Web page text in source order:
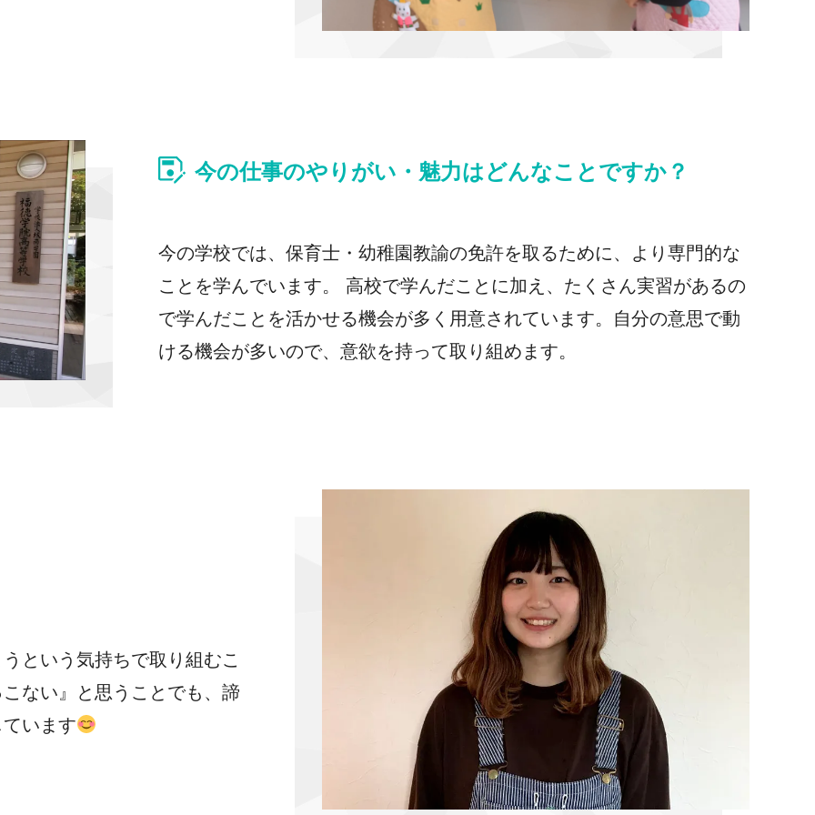
今の仕事のやりがい・魅力はどんなことですか？
今の学校では、保育士・幼稚園教諭の免許を取るために、より専門的な
ことを学んでいます。 高校で学んだことに加え、たくさん実習があるの
で学んだことを活かせる機会が多く用意されています。自分の意思で動
ける機会が多いので、意欲を持って取り組めます。
という気持ちで取り組むこ
ない』と思うことでも、諦
います